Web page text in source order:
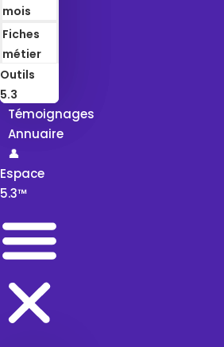
mois
Fiches
métier
Outils
5.3
Témoignages
Annuaire
👤
Espace
5.3™